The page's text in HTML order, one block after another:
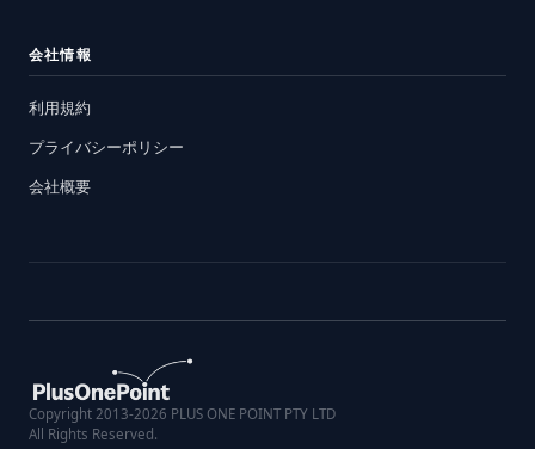
会社情報
利用規約
プライバシーポリシー
会社概要
Copyright 2013-2026 PLUS ONE POINT PTY LTD
All Rights Reserved.